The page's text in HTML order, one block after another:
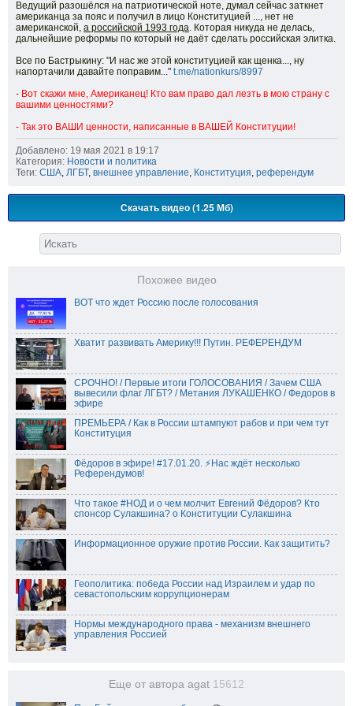
Ведущий разошёлся на патриотической ноте, думал сейчас заткнет
американца за пояс и получил в лицо Конституцией ..., нет не
американской, а российской 1993 года. Которая никуда не делась,
дальнейшие реформы по который не даёт сделать российская элитка.
Все по Бастрыкину: "И нас же этой конституцией как щенка..., ну
напортачили давайте поправим..." t.me/nationkurs/8997
- Вот скажи мне, Американец! Кто вам право дал лезть в мою страну с
вашими ценностями?
- Так это ВАШИ ценности, написанные в ВАШЕЙ Конституции!
Добавлено: 19 мая 2021 в 19:17
Категория: Новости и политика
Теги: США, ЛГБТ, внешнее управление, Конституция, референдум
Скачать видео (1.25 Мб)
Похожее видео
ВОТ что ждет Россию после голосования
Хватит развивать Америку!!! Путин. РЕФЕРЕНДУМ
СРОЧНО! / Первые итоги ГОЛОСОВАНИЯ / Зачем США
вывесили флаг ЛГБТ? / Метания ЛУКАШЕНКО / Федоров в
эфире
ПРЕМЬЕРА / Как в России штампуют рабов и при чем тут
Конституция
Фёдоров в эфире! #17.01.20. ⚡️Нас ждёт несколько
Референдумов!
Что такое #НОД и о чем молчит Евгений Фёдоров? Кто
спонсор Сулакшина? о Конституции Сулакшина
Информационное оружие против России. Как защитить?
Геополитика: победа России над Израилем и удар по
севастопольским коррупционерам
Нормы международного права - механизм внешнего
управления Россией
Еще от автора agat 15612